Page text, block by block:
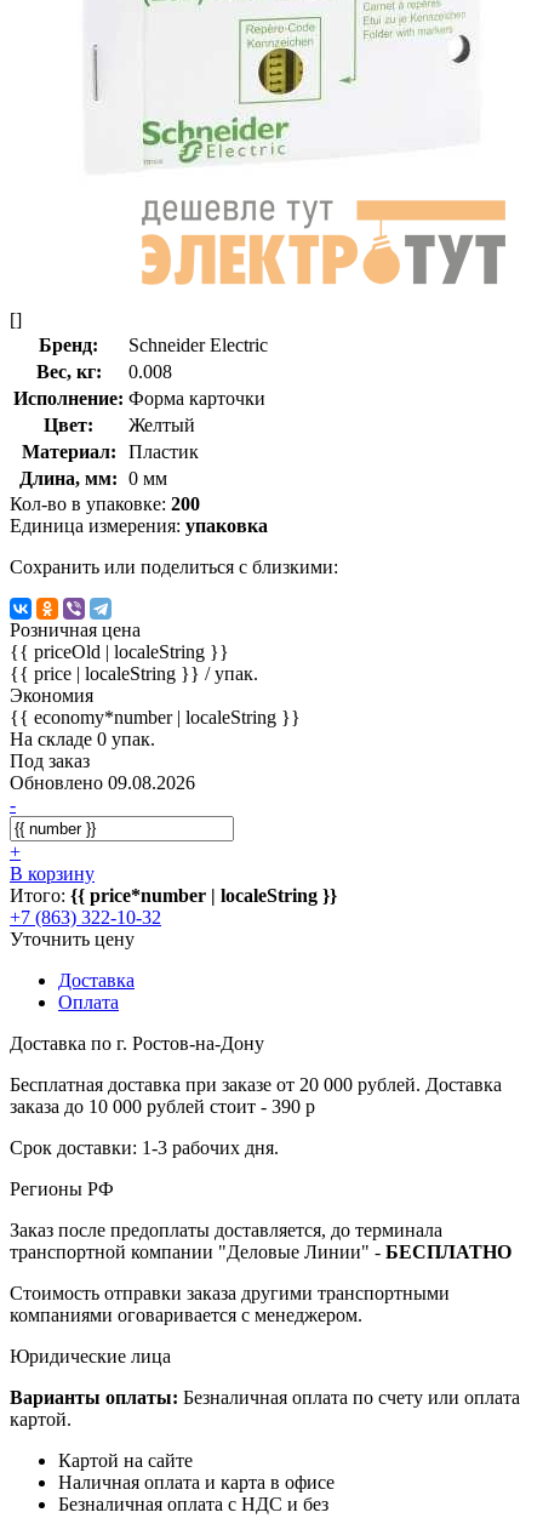
[]
Бренд:
Schneider Electric
Вес, кг:
0.008
Исполнение: Форма карточки
Цвет:
Желтый
Материал:
Пластик
Длина, мм: 0 мм
Кол-во в упаковке: 200
Единица измерения: упаковка
Сохранить или поделиться с близкими:
Розничная цена
{{ priceOld | localeString }}
{{ price | localeString }} / упак.
Экономия
{{ economy*number | localeString }}
На складе 0 упак.
Под заказ
Обновлено 09.08.2026
-
+
В корзину
Итого: {{ price*number | localeString }}
+7 (863) 322-10-32
Уточнить цену
Доставка
Оплата
Доставка по г. Ростов-на-Дону
Бесплатная доставка при заказе от 20 000 рублей. Доставка
заказа до 10 000 рублей стоит - 390 р
Срок доставки: 1-3 рабочих дня.
Регионы РФ
Заказ после предоплаты доставляется, до терминала
транспортной компании "Деловые Линии" - БЕСПЛАТНО
Стоимость отправки заказа другими транспортными
компаниями оговаривается с менеджером.
Юридические лица
Варианты оплаты: Безналичная оплата по счету или оплата
картой.
Картой на сайте
Наличная оплата и карта в офисе
Безналичная оплата с НДС и без